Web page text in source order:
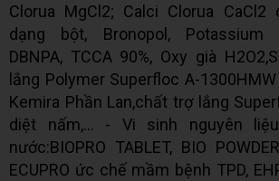
Clorua MgCl2; Calci Clorua CaCl2
dạng bột, Bronopol, Potassium
DBNPA, TCCA 90%, Oxy già
lắng Polymer Superfloc A-
Kemira Phần Lan,chất trợ lắng
diệt nấm,... - Vi sinh nguyên
nước:BIOPRO TABLET, BIO
ECUPRO ức chế mầm bệnh TPD,